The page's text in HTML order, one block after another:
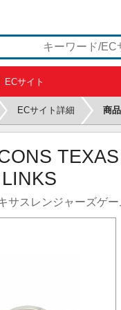
ECサイト
ECサイト詳細 商
サスレンジャーズゲ